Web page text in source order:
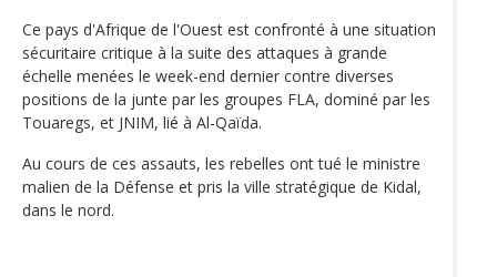
Ce pays d'Afrique de l'Ouest est confronté à une situation
sécuritaire critique à la suite des attaques à grande
échelle menées le week-end dernier contre diverses
positions de la junte par les groupes FLA, dominé par les
Touaregs, et JNIM, lié à Al-Qaïda.
Au cours de ces assauts, les rebelles ont tué le ministre
malien de la Défense et pris la ville stratégique de Kidal,
dans le nord.